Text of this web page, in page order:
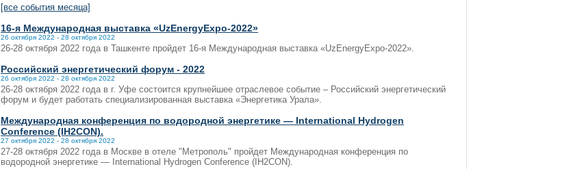
[все события месяца]
16-я Международная выставка «UzEnergyExpo-2022»
26 октября 2022 - 28 октября 2022
26-28 октября 2022 года в Ташкенте пройдет 16-я Международная выставка «UzEnergyExpo-2022».
Российский энергетический форум - 2022
26 октября 2022 - 28 октября 2022
26-28 октября 2022 года в г. Уфе состоится крупнейшее отраслевое событие – Российский энергетический
форум и будет работать специализированная выставка «Энергетика Урала».
Международная конференция по водородной энергетике — International Hydrogen
Conference (IH2CON).
27 октября 2022 - 28 октября 2022
27-28 октября 2022 года в Москве в отеле "Метрополь" пройдет Международная конференция по
водородной энергетике — International Hydrogen Conference (IH2CON).